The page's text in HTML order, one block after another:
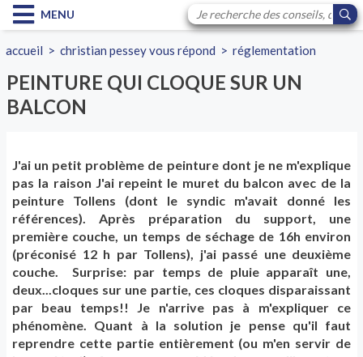
MENU
accueil >christian pessey vous répond >réglementation
PEINTURE QUI CLOQUE SUR UN
BALCON
J'ai un petit problème de peinture dont je ne m'explique
pas la raison J'ai repeint le muret du balcon avec de la
peinture Tollens (dont le syndic m'avait donné les
références). Après préparation du support, une
première couche, un temps de séchage de 16h environ
(préconisé 12 h par Tollens), j'ai passé une deuxième
couche. Surprise: par temps de pluie apparaît une,
deux...cloques sur une partie, ces cloques disparaissant
par beau temps!! Je n'arrive pas à m'expliquer ce
phénomène. Quant à la solution je pense qu'il faut
reprendre cette partie entièrement (ou m'en servir de